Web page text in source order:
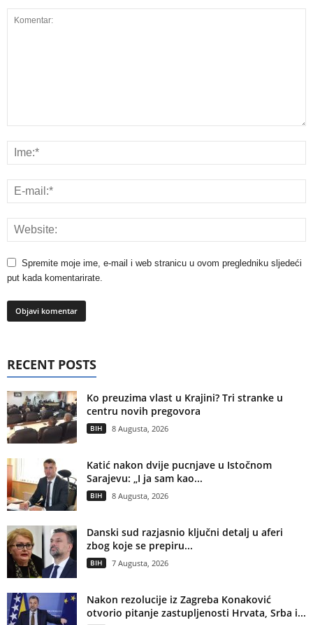
Spremite moje ime, e-mail i web stranicu u ovom pregledniku sljedeći
put kada komentarirate.
RECENT POSTS
Ko preuzima vlast u Krajini? Tri stranke u
centru novih pregovora
BIH 8 Augusta, 2026
Katić nakon dvije pucnjave u Istočnom
Sarajevu: „I ja sam kao...
BIH 8 Augusta, 2026
Danski sud razjasnio ključni detalj u aferi
zbog koje se prepiru...
BIH 7 Augusta, 2026
Nakon rezolucije iz Zagreba Konaković
otvorio pitanje zastupljenosti Hrvata, Srba i...